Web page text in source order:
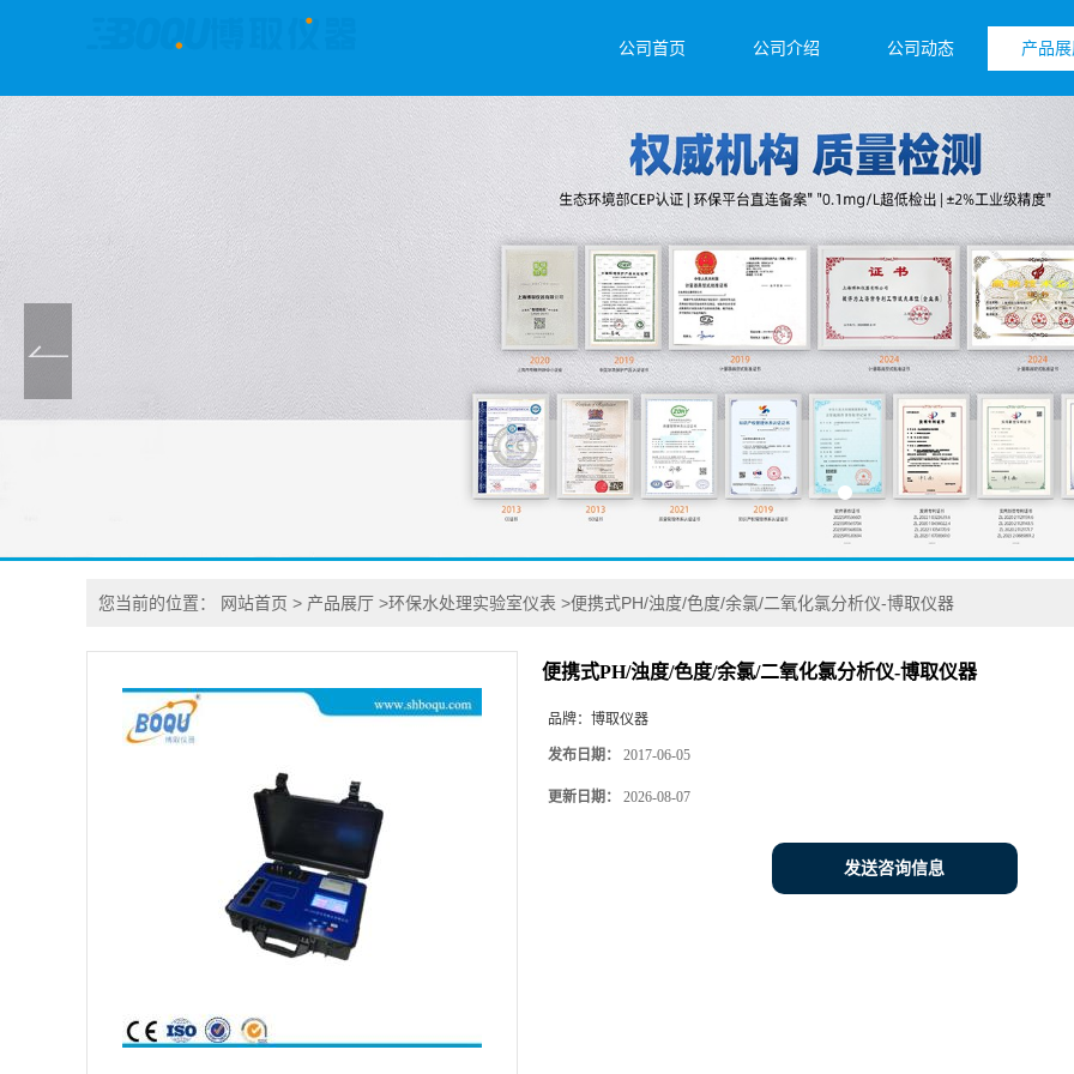
公司首页 公司介绍 公司动态 产品
您当前的位置： 网站首页 > 产品展厅 >环保水处理实验室仪表 >便携式PH/浊度/色度/余氯/二氧化氯分析仪-博取仪器
便携式PH/浊度/色度/余氯/二氧化氯分析仪-博取仪器
品牌： 博取仪器
发布日期： 2017-06-05
更新日期： 2026-08-07
发送咨询信息